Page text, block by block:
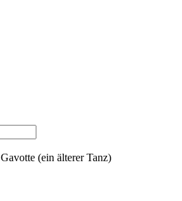
Gavotte (ein älterer Tanz)